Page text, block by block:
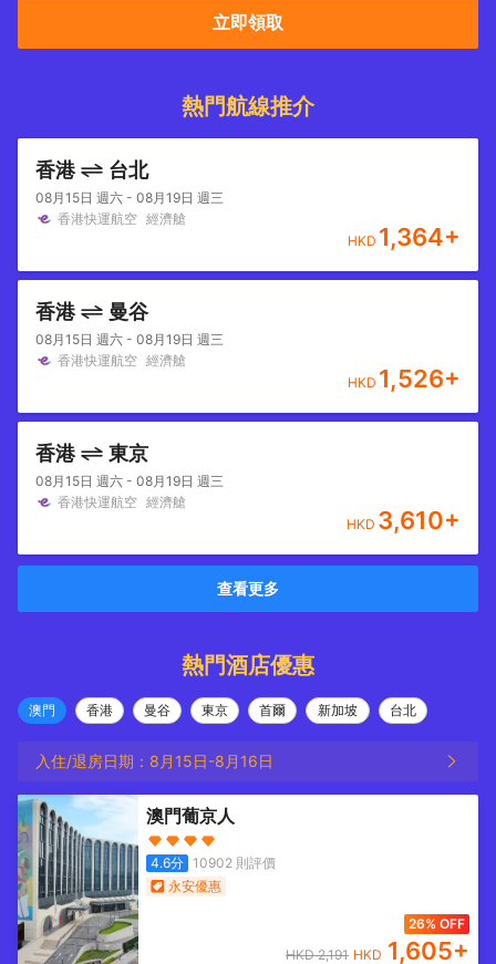
立即領取
熱門航線推介
香港 台北
08月15日 週六 - 08月19日 週三
香港快運航空 經濟艙
HKD 1,364+
香港 曼谷
08月15日 週六 - 08月19日 週三
香港快運航空 經濟艙
HKD 1,526+
香港 東京
08月15日 週六 - 08月19日 週三
香港快運航空 經濟艙
HKD 3,610+
查看更多
熱門酒店優惠
澳門 香港 曼谷 東京 首爾 新加坡 台北
入住/退房日期： 8月15日-8月16日
澳門葡京人
4.6分 10902 則評價
永安優惠
26% OFF
HKD2,191 HKD 1,605+